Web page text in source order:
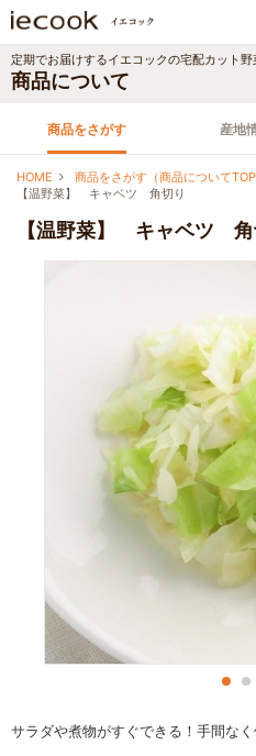
商品をさがす 産地
定期でお届けするイエコックの宅配カット野
商品について
HOME 商品をさがす（商品についてTOP
【温野菜】 キャベツ 角切り
【温野菜】 キャベツ 角
サラダや煮物がすぐできる！手間な